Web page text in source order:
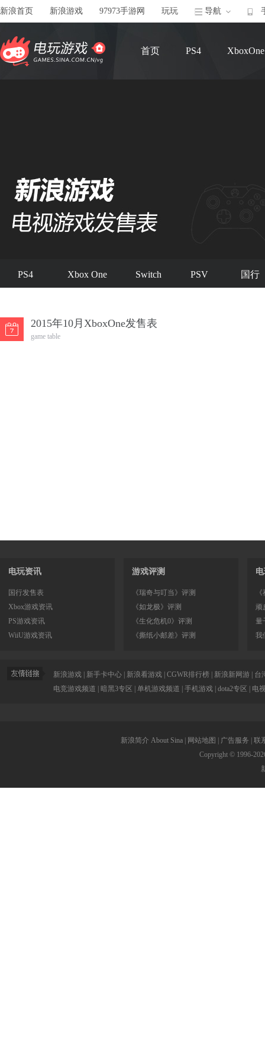
新浪首页 新浪游戏 97973手游网 玩玩 导航
首页 PS4 XboxOne
PS4 Xbox One Switch PSV 国行
2015年10月XboxOne发售表
game table
电玩资讯
国行发售表
Xbox游戏资讯
PS游戏资讯
WiiU游戏资讯
游戏评测
《瑞奇与叮当》评测
《如龙极》评测
《生化危机0》评测
《撕纸小邮差》评测
顽
量
我
新浪游戏 新手卡中心 新浪看游戏 CGWR排行榜 新浪新网游
台
电竞游戏频道
暗黑3专区 单机游戏频道 手机游戏 dota2专区 电
新浪简介 About Sina 网站地图 广告服务
联
Copyright © 1996-